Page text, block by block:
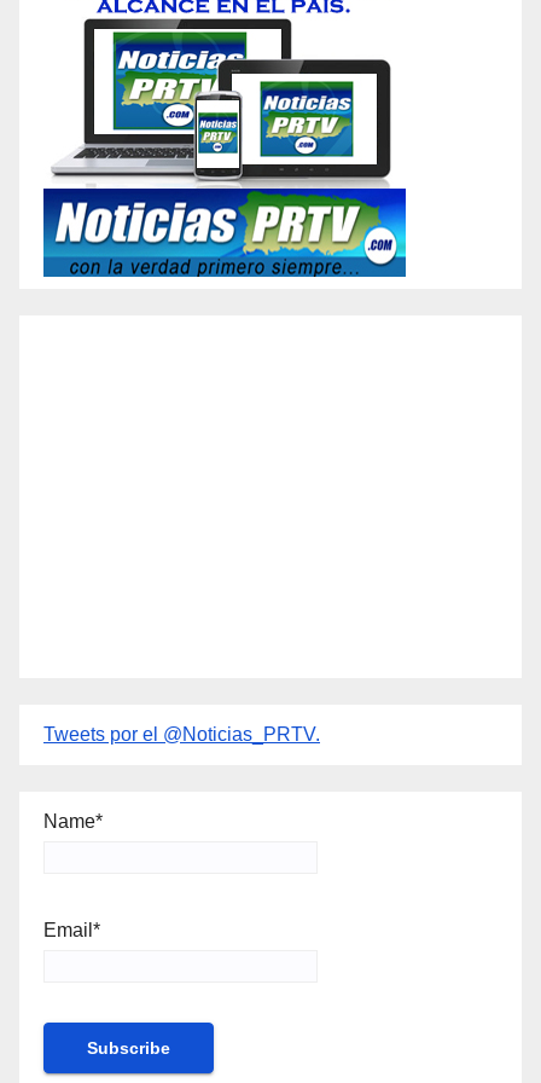
Tweets por el @Noticias_PRTV.
Name*
Email*